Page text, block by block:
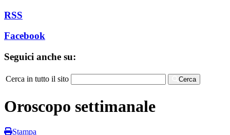
RSS
Facebook
Seguici anche su:
Cerca in tutto il sito Cerca
Oroscopo settimanale
Stampa